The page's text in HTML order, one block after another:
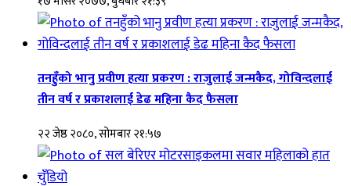
तनहुँको भानु प्रवीण हत्या प्रकरण : राजुलाई जन्मकैद, गोविन्दलाई
तीन वर्ष र प्रकाशलाई डेढ महिना कैद फैसला
२२ जेष्ठ २०८०, सोमबार २१:५७